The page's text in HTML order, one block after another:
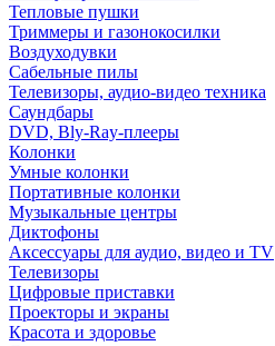
Тепловые пушки
Триммеры и газонокосилки
Воздуходувки
Сабельные пилы
Телевизоры, аудио-видео техника
Саундбары
DVD, Bly-Ray-плееры
Колонки
Умные колонки
Портативные колонки
Музыкальные центры
Диктофоны
Аксессуары для аудио, видео и TV
Телевизоры
Цифровые приставки
Проекторы и экраны
Красота и здоровье